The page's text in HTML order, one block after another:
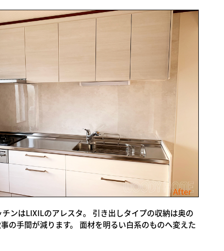
After
ンはLIXILのアレスタ。 引き出しタイプの収納は奥の
の手間が減ります。 面材を明るい白系のものへ変えた